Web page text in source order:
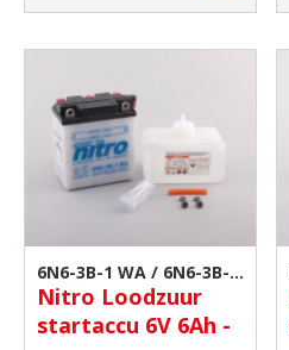
6N6-3B-1 WA / 6N6-3B-1
| Motor accu
Nitro Loodzuur
startaccu 6V 6Ah -